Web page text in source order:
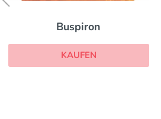
Lithobid
KAUFEN